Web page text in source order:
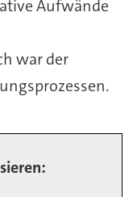
Aufwände
war der